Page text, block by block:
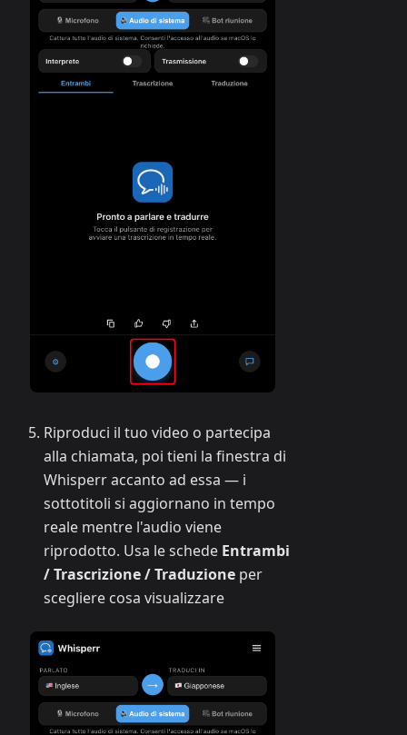
Riproduci il tuo video o partecipa
alla chiamata, poi tieni la finestra di
Whisperr accanto ad essa — i
sottotitoli si aggiornano in tempo
reale mentre l'audio viene
riprodotto. Usa le schede Entrambi
/ Trascrizione / Traduzione per
scegliere cosa visualizzare